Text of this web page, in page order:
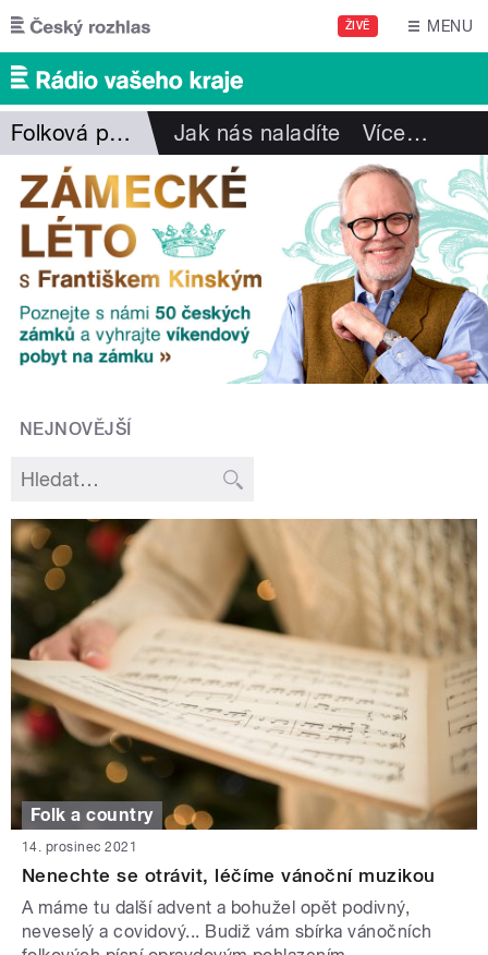
Přejít k hlavnímu obsahu
ŽIVĚ MENU
Folková pohlazení Jak nás naladíte Více…
NEJNOVĚJŠÍ
Folk a country
14. prosinec 2021
Nenechte se otrávit, léčíme vánoční muzikou
A máme tu další advent a bohužel opět podivný,
neveselý a covidový... Budiž vám sbírka vánočních